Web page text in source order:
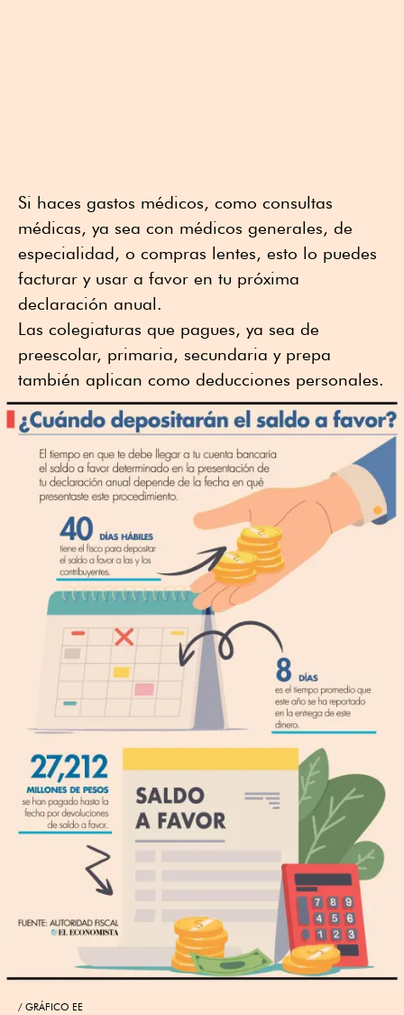
Si haces gastos médicos, como consultas
médicas, ya sea con médicos generales, de
especialidad, o compras lentes, esto lo puedes
facturar y usar a favor en tu próxima
declaración anual.
Las colegiaturas que pagues, ya sea de
preescolar, primaria, secundaria y prepa
también aplican como deducciones personales.
GRÁFICO EE